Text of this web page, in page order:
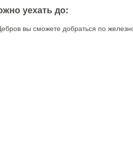
уехать до:
вы сможете добраться по